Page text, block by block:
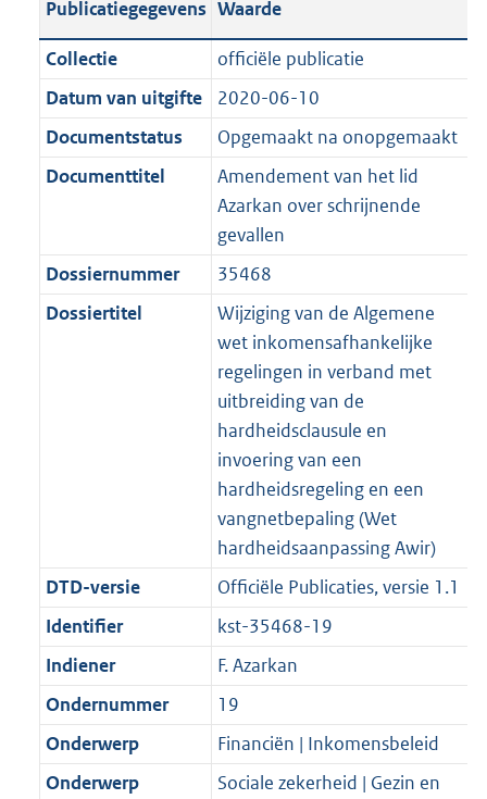
i
e
i
n
f
a
a
3
K
b
t
i
e
i
n
m
a
:
K
b
a
t
i
e
i
r
m
e
2
K
b
c
a
t
i
e
o
r
t
:
5
K
a
n
d
s
g
r
o
o
t
e
:
2
K
b
a
n
d
s
g
r
o
o
t
e
:
2
K
b
Publicatiegegevens Waarde
Collectie
officiële publicatie
Datum van uitgifte
2020-06-10
Documentstatus
Opgemaakt na onopgemaakt
Documenttitel
Amendement van het lid
Azarkan over schrijnende
gevallen
Dossiernummer
35468
Dossiertitel
Wijziging van de Algemene
wet inkomensafhankelijke
regelingen in verband met
uitbreiding van de
hardheidsclausule en
invoering van een
hardheidsregeling en een
vangnetbepaling (Wet
hardheidsaanpassing Awir)
DTD-versie
Officiële Publicaties, versie 1.1
Identifier
kst-35468-19
Indiener
F. Azarkan
Ondernummer
19
Onderwerp
Financiën | Inkomensbeleid
Onderwerp
Sociale zekerheid | Gezin en